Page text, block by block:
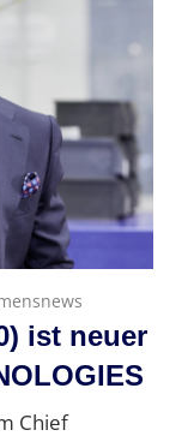
ist neuer
Chief